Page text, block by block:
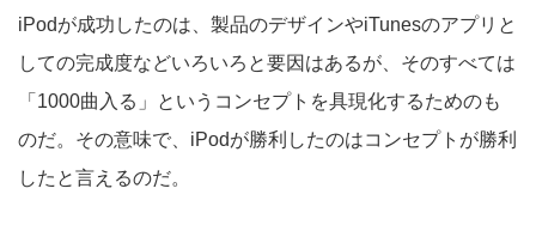
iPodが成功したのは、製品のデザインやiTunesのアプリと
しての完成度などいろいろと要因はあるが、そのすべては
「1000曲入る」というコンセプトを具現化するためのも
のだ。その意味で、iPodが勝利したのはコンセプトが勝利
したと言えるのだ。